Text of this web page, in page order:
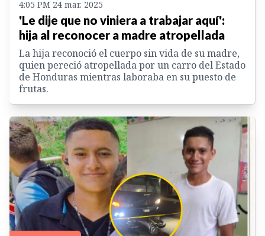
4:05 PM 24 mar. 2025
'Le dije que no viniera a trabajar aquí':
hija al reconocer a madre atropellada
La hija reconoció el cuerpo sin vida de su madre,
quien pereció atropellada por un carro del Estado
de Honduras mientras laboraba en su puesto de
frutas.